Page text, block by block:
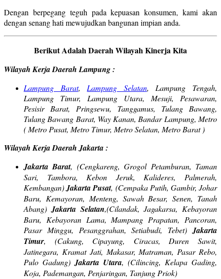
Dengan berpegang teguh pada kepuasan konsumen, kami akan
dengan senang hati mewujudkan bangunan impian anda.
Berikut Adalah Daerah Wilayah Kinerja Kita
Wilayah Kerja Daerah Lampung :
Lampung Barat, Lampung Selatan, Lampung Tengah,
Lampung Timur, Lampung Utara, Mesuji, Pesawaran,
Pesisir Barat, Pringsewu, Tanggamus, Tulang Bawang,
Tulang Bawang Barat, Way Kanan, Bandar Lampung, Metro
( Metro Pusat, Metro Timur, Metro Selatan, Metro Barat )
Wilayah Kerja Daerah Jakarta :
Jakarta Barat, (Cengkareng, Grogol Petamburan, Taman
Sari, Tambora, Kebon Jeruk, Kalideres, Palmerah,
Kembangan)Jakarta Pusat, (Cempaka Putih, Gambir, Johar
Baru, Kemayoran, Menteng, Sawah Besar, Senen, Tanah
Abang) Jakarta Selatan,(Cilandak, Jagakarsa, Kebayoran
Baru, Kebayoran Lama, Mampang Prapatan, Pancoran,
Pasar Minggu, Pesanggrahan, Setiabudi, Tebet) Jakarta
Timur, (Cakung, Cipayung, Ciracas, Duren Sawit,
Jatinegara, Kramat Jati, Makasar, Matraman, Pasar Rebo,
Pulo Gadung) Jakarta Utara, (Cilincing, Kelapa Gading,
Koja, Pademangan, Penjaringan, Tanjung Priok)